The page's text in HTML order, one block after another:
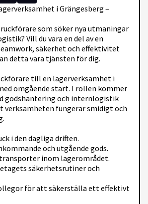
i Grängesberg –
som söker nya utmaningar
Vill du vara en del av en
säkerhet och effektivitet
detta vara tjänsten för dig.
till en lagerverksamhet i
omgående start. I rollen kommer
godshantering och internlogistik
fungerar smidigt och
i den dagliga driften.
och utgående gods.
inom lagerområdet.
säkerhetsrutiner och
för att säkerställa ett effektivt